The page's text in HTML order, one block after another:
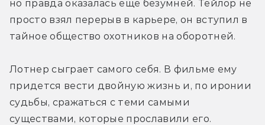
но правда оказалась еще безумней. Тейлор не
просто взял перерыв в карьере, он вступил в
тайное общество охотников на оборотней.
Лотнер сыграет самого себя. В фильме ему
придется вести двойную жизнь и, по иронии
судьбы, сражаться с теми самыми
существами, которые прославили его.